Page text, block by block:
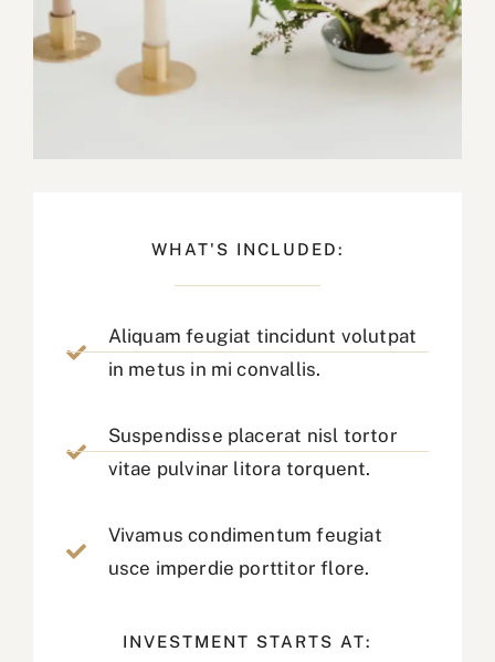
WHAT'S INCLUDED:
Aliquam feugiat tincidunt volutpat
in metus in mi convallis.
Suspendisse placerat nisl tortor
vitae pulvinar litora torquent.
Vivamus condimentum feugiat
usce imperdie porttitor flore.
INVESTMENT STARTS AT: